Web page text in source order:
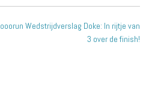
Wedstrijdverslag Doke: In rijtje van
3 over de finish!